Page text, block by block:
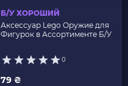
Б/У ХОРОШИЙ
Аксессуар Lego Оружие для
Фигурок в Ассортименте Б/У
0
79 ₴